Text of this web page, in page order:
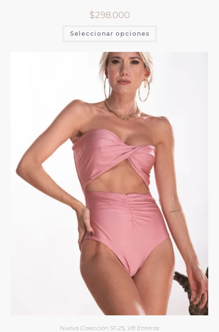
$298.000
Seleccionar opciones
Nueva Colección S1-25 VB Enteros